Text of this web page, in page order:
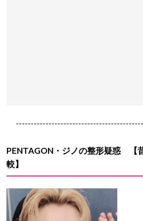
PENTAGON・ジノの整形疑惑
較】